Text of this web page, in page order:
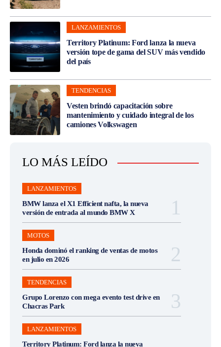
LANZAMIENTOS
Territory Platinum: Ford lanza la nueva
versión tope de gama del SUV más vendido
del país
TENDENCIAS
Vesten brindó capacitación sobre
mantenimiento y cuidado integral de los
camiones Volkswagen
LO MÁS LEÍDO
LANZAMIENTOS
BMW lanza el X1 Efficient nafta, la nueva
versión de entrada al mundo BMW X
MOTOS
Honda dominó el ranking de ventas de motos
en julio en 2026
TENDENCIAS
Grupo Lorenzo con mega evento test drive en
Chacras Park
LANZAMIENTOS
Territory Platinum: Ford lanza la nueva